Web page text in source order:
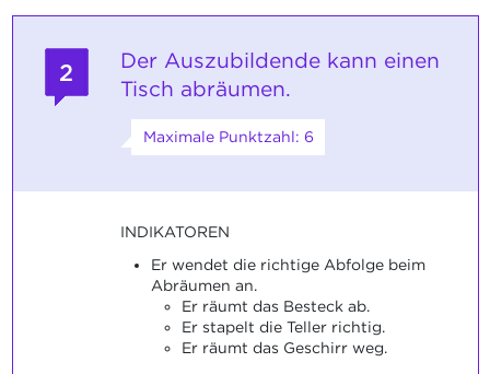
2
Der Auszubildende kann einen
Tisch abräumen.
Maximale Punktzahl: 6
INDIKATOREN
Er wendet die richtige Abfolge beim
Abräumen an.
Er räumt das Besteck ab.
Er stapelt die Teller richtig.
Er räumt das Geschirr weg.